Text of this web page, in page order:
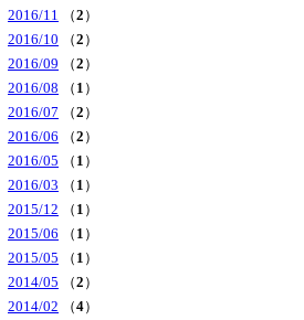
2016/11 （2 ）
2016/10 （2 ）
2016/09 （2 ）
2016/08 （ 1 ）
2016/07 （2 ）
2016/06 （2 ）
2016/05 （ 1 ）
2016/03 （ 1 ）
2015/12 （ 1 ）
2015/06 （ 1 ）
2015/05 （ 1 ）
2014/05 （2 ）
2014/02 （4）